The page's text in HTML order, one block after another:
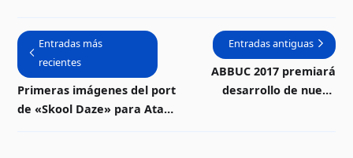
bits
Descarga
Entradas más
recientes
Primeras imágenes del port
de «Skool Daze» para Atari
Entradas antiguas
ABBUC 2017 premiará
desarrollo de nuevo